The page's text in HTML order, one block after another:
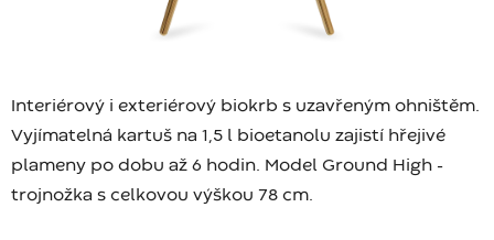
Interiérový i exteriérový biokrb s uzavřeným ohništěm.
Vyjímatelná kartuš na 1,5 l bioetanolu zajistí hřejivé
plameny po dobu až 6 hodin. Model Ground High -
trojnožka s celkovou výškou 78 cm.